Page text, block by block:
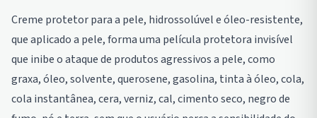
Creme protetor para a pele, hidrossolúvel e óleo-resistente,
que aplicado a pele, forma uma película protetora invisível
que inibe o ataque de produtos agressivos a pele, como
graxa, óleo, solvente, querosene, gasolina, tinta à óleo, cola,
cola instantânea, cera, verniz, cal, cimento seco, negro de